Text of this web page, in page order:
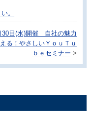
。
30日(水)開催 自社の魅力
る！やさしいＹｏｕＴｕ
ｂｅセミナー >